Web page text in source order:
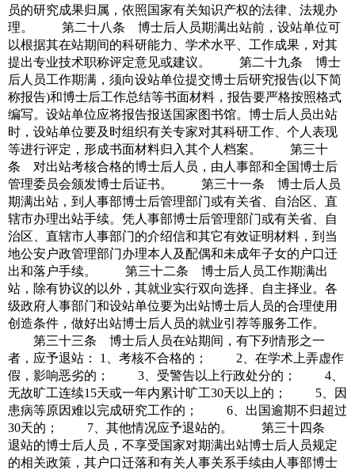
员的研究成果归属，依照国家有关知识产权的法律、法规办
理。 第二十八条 博士后人员期满出站前，设站单位可
以根据其在站期间的科研能力、学术水平、工作成果，对其
提出专业技术职称评定意见或建议。 第二十九条 博士
后人员工作期满，须向设站单位提交博士后研究报告(以下简
称报告)和博士后工作总结等书面材料，报告要严格按照格式
编写。设站单位应将报告报送国家图书馆。博士后人员出站
时，设站单位要及时组织有关专家对其科研工作、个人表现
等进行评定，形成书面材料归入其个人档案。 第三十
条 对出站考核合格的博士后人员，由人事部和全国博士后
管理委员会颁发博士后证书。 第三十一条 博士后人员
期满出站，到人事部博士后管理部门或有关省、自治区、直
辖市办理出站手续。凭人事部博士后管理部门或有关省、自
治区、直辖市人事部门的介绍信和其它有效证明材料，到当
地公安户政管理部门办理本人及配偶和未成年子女的户口迁
出和落户手续。 第三十二条 博士后人员工作期满出
站，除有协议的以外，其就业实行双向选择、自主择业。各
级政府人事部门和设站单位要为出站博士后人员的合理使用
创造条件，做好出站博士后人员的就业引荐等服务工作。
第三十三条 博士后人员在站期间，有下列情形之一
者，应予退站： 1、考核不合格的； 2、在学术上弄虚作
假，影响恶劣的； 3、受警告以上行政处分的； 4、
无故旷工连续15天或一年内累计旷工30天以上的； 5、因
患病等原因难以完成研究工作的； 6、出国逾期不归超过
30天的； 7、其他情况应予退站的。 第三十四条
退站的博士后人员，不享受国家对期满出站博士后人员规定
的相关政策，其户口迁落和有关人事关系手续由人事部博士